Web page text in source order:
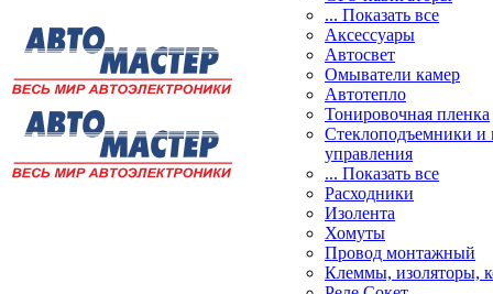
... Показать все
Аксессуары
Автосвет
Омыватели камер
Автотепло
Тонировочная пленка
Стеклоподъемники и
управления
... Показать все
Расходники
Изолента
Хомуты
Провод монтажный
Клеммы, изоляторы,